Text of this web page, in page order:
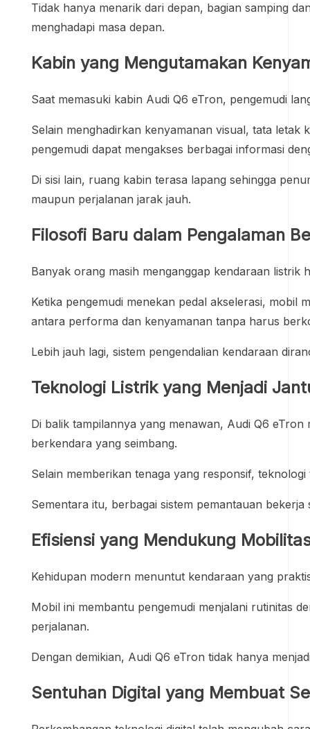
Tidak hanya menarik dari depan, bagian samping
menghadapi masa depan.
Kabin yang Mengutamakan
Saat memasuki kabin Audi Q6 eTron, pengemudi
Selain menghadirkan kenyamanan visual, tata
pengemudi dapat mengakses berbagai informasi
Di sisi lain, ruang kabin terasa lapang sehingga
maupun perjalanan jarak jauh.
Filosofi Baru dalam Pengalaman
Banyak orang masih menganggap kendaraan
Ketika pengemudi menekan pedal akselerasi, mobil
antara performa dan kenyamanan tanpa harus
Lebih jauh lagi, sistem pengendalian kendaraan
Teknologi Listrik yang Menjadi
Di balik tampilannya yang menawan, Audi Q6
berkendara yang seimbang.
Selain memberikan tenaga yang responsif,
Sementara itu, berbagai sistem pemantauan
Efisiensi yang Mendukung
Kehidupan modern menuntut kendaraan yang
Mobil ini membantu pengemudi menjalani rutinitas
perjalanan.
Dengan demikian, Audi Q6 eTron tidak hanya
Sentuhan Digital yang Membuat